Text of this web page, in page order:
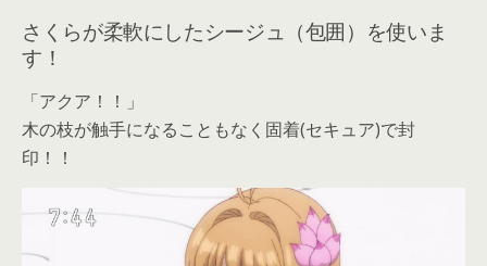
さくらが柔軟にしたシージュ（包囲）を使いま
す！
「アクア！！」
木の枝が触手になることもなく固着(セキュア)で封
印！！